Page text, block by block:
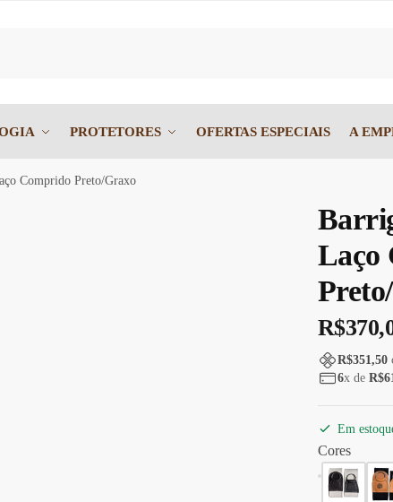
PROTETORES OFERTAS ESPECIAIS A
Comprido Preto/Graxo
Laço
R$
R$351,50
6x de R$
Em
Cores